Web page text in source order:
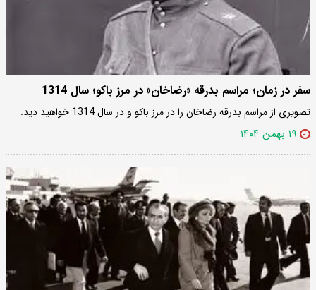
سفر در زمان؛ مراسم بدرقه «رضاخان» در مرز باکو؛ سال 1314
تصویری از مراسم بدرقه رضاخان را در مرز باکو و در سال 1314 خواهید دید.
۱۹ بهمن ۱۴۰۴